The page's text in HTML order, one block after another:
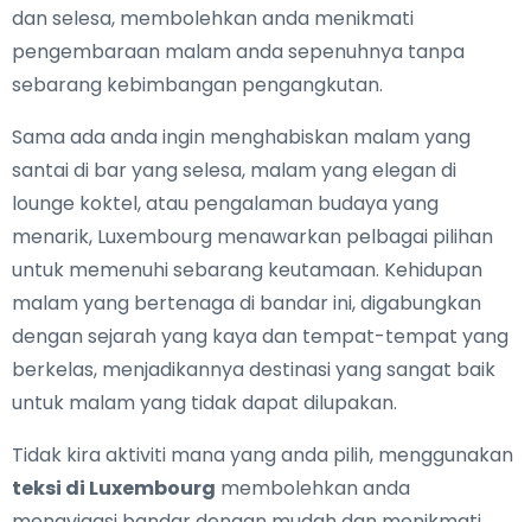
dan selesa, membolehkan anda menikmati
pengembaraan malam anda sepenuhnya tanpa
sebarang kebimbangan pengangkutan.
Sama ada anda ingin menghabiskan malam yang
santai di bar yang selesa, malam yang elegan di
lounge koktel, atau pengalaman budaya yang
menarik, Luxembourg menawarkan pelbagai pilihan
untuk memenuhi sebarang keutamaan. Kehidupan
malam yang bertenaga di bandar ini, digabungkan
dengan sejarah yang kaya dan tempat-tempat yang
berkelas, menjadikannya destinasi yang sangat baik
untuk malam yang tidak dapat dilupakan.
Tidak kira aktiviti mana yang anda pilih, menggunakan
teksi di Luxembourg membolehkan anda